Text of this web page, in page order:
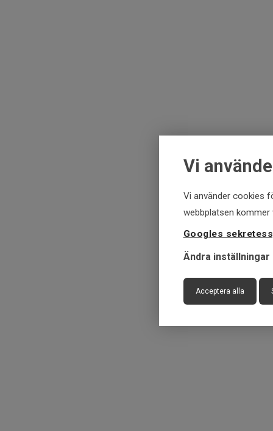
Vi
Vi använder cookies
webbplatsen
Googles
Ändra inställningar
Acceptera alla